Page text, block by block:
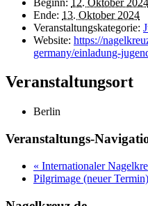
Ende: 13. Oktober 2024
Veranstaltungskategorie:
Website: https://
germany/einladung-
Veranstaltungsort
Berlin
Veranstaltungs-
« Internationaler
Pilgrimage (neuer Termin)